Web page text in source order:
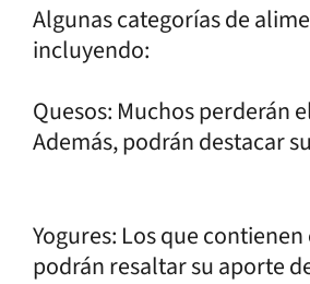
Algunas categorías de
incluyendo:
Quesos: Muchos perderán
Además, podrán destacar
Yogures: Los que
podrán resaltar su aporte